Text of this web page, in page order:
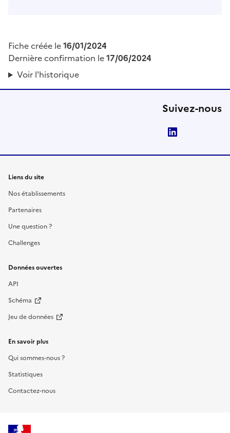
Fiche créée le16/01/2024
Dernière confirmation le17/06/2024
Voir l'historique
Suivez-nous
Liens du site
Nos établissements
Partenaires
Une question ?
Challenges
Données ouvertes
API
Schéma
Jeu de données
En savoir plus
Qui sommes-nous ?
Statistiques
Contactez-nous